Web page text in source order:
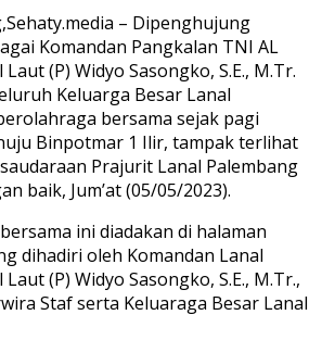
– Dipenghujung
Komandan Pangkalan TNI AL
(P) Widyo Sasongko, S.E., M.Tr.
Keluarga Besar Lanal
bersama sejak pagi
Binpotmar 1 Ilir, tampak terlihat
Prajurit Lanal Palembang
baik, Jum’at (05/05/2023).
ini diadakan di halaman
dihadiri oleh Komandan Lanal
(P) Widyo Sasongko, S.E., M.Tr.,
Staf serta Keluaraga Besar Lanal